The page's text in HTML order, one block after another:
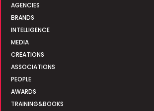
AGENCIES
BRANDS
INTELLIGENCE
MEDIA
CREATIONS
ASSOCIATIONS
PEOPLE
AWARDS
TRAINING&BOOKS